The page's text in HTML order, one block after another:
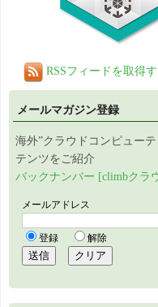
RSSフィードを取得す
メールマガジン登録
海外”クラウドコンピュー
テンツをご紹介
バックナンバー [climbクラ